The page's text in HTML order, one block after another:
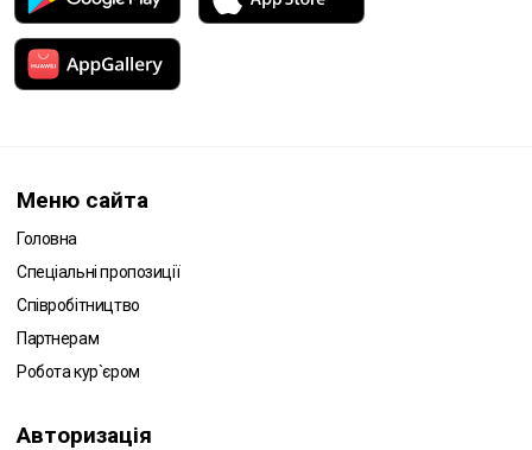
Меню сайта
Головна
Спеціальні пропозиції
Співробітництво
Партнерам
Робота кур`єром
Авторизація